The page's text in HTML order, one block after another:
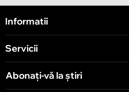
Strada Mitropolit Varlaam 58
Informatii
Servicii
Abonați-vă la știri